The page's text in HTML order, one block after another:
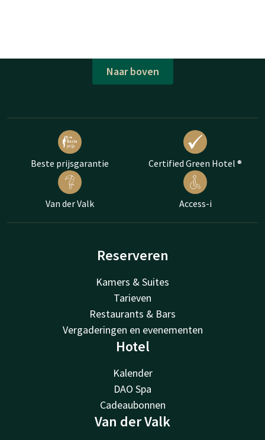
Naar boven
Beste prijsgarantie Certified Green Hotel ®
Van der Valk Access-i
Reserveren
Kamers & Suites
Tarieven
Restaurants & Bars
Vergaderingen en evenementen
Hotel
Kalender
DAO Spa
Cadeaubonnen
Van der Valk